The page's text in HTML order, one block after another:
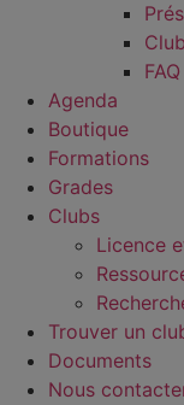
FAQ
Agenda
Boutique
Formations
Grades
Clubs
Licence
Trouver un
Documents
Nous